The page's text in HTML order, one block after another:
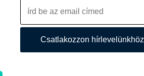
Csatlakozzon hírlevelünkhöz